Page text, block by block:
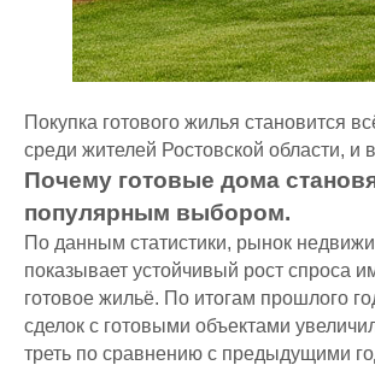
Покупка готового жилья становится
среди жителей Ростовской области, и
Почему готовые дома
популярным выбором.
По данным статистики, рынок
показывает устойчивый рост спроса
готовое жильё. По итогам прошлого
сделок с готовыми объектами
треть по сравнению с предыдущими